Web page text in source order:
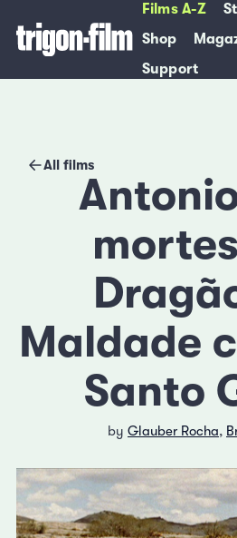
Films A-Z
Shop
Support
All films
Maldade
Santo
by Glauber Rocha,